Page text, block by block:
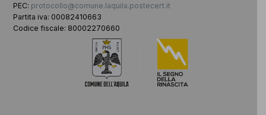
PEC: protocollo@comune.laquila.postecert.it
Partita iva: 00082410663
Codice fiscale: 80002270660